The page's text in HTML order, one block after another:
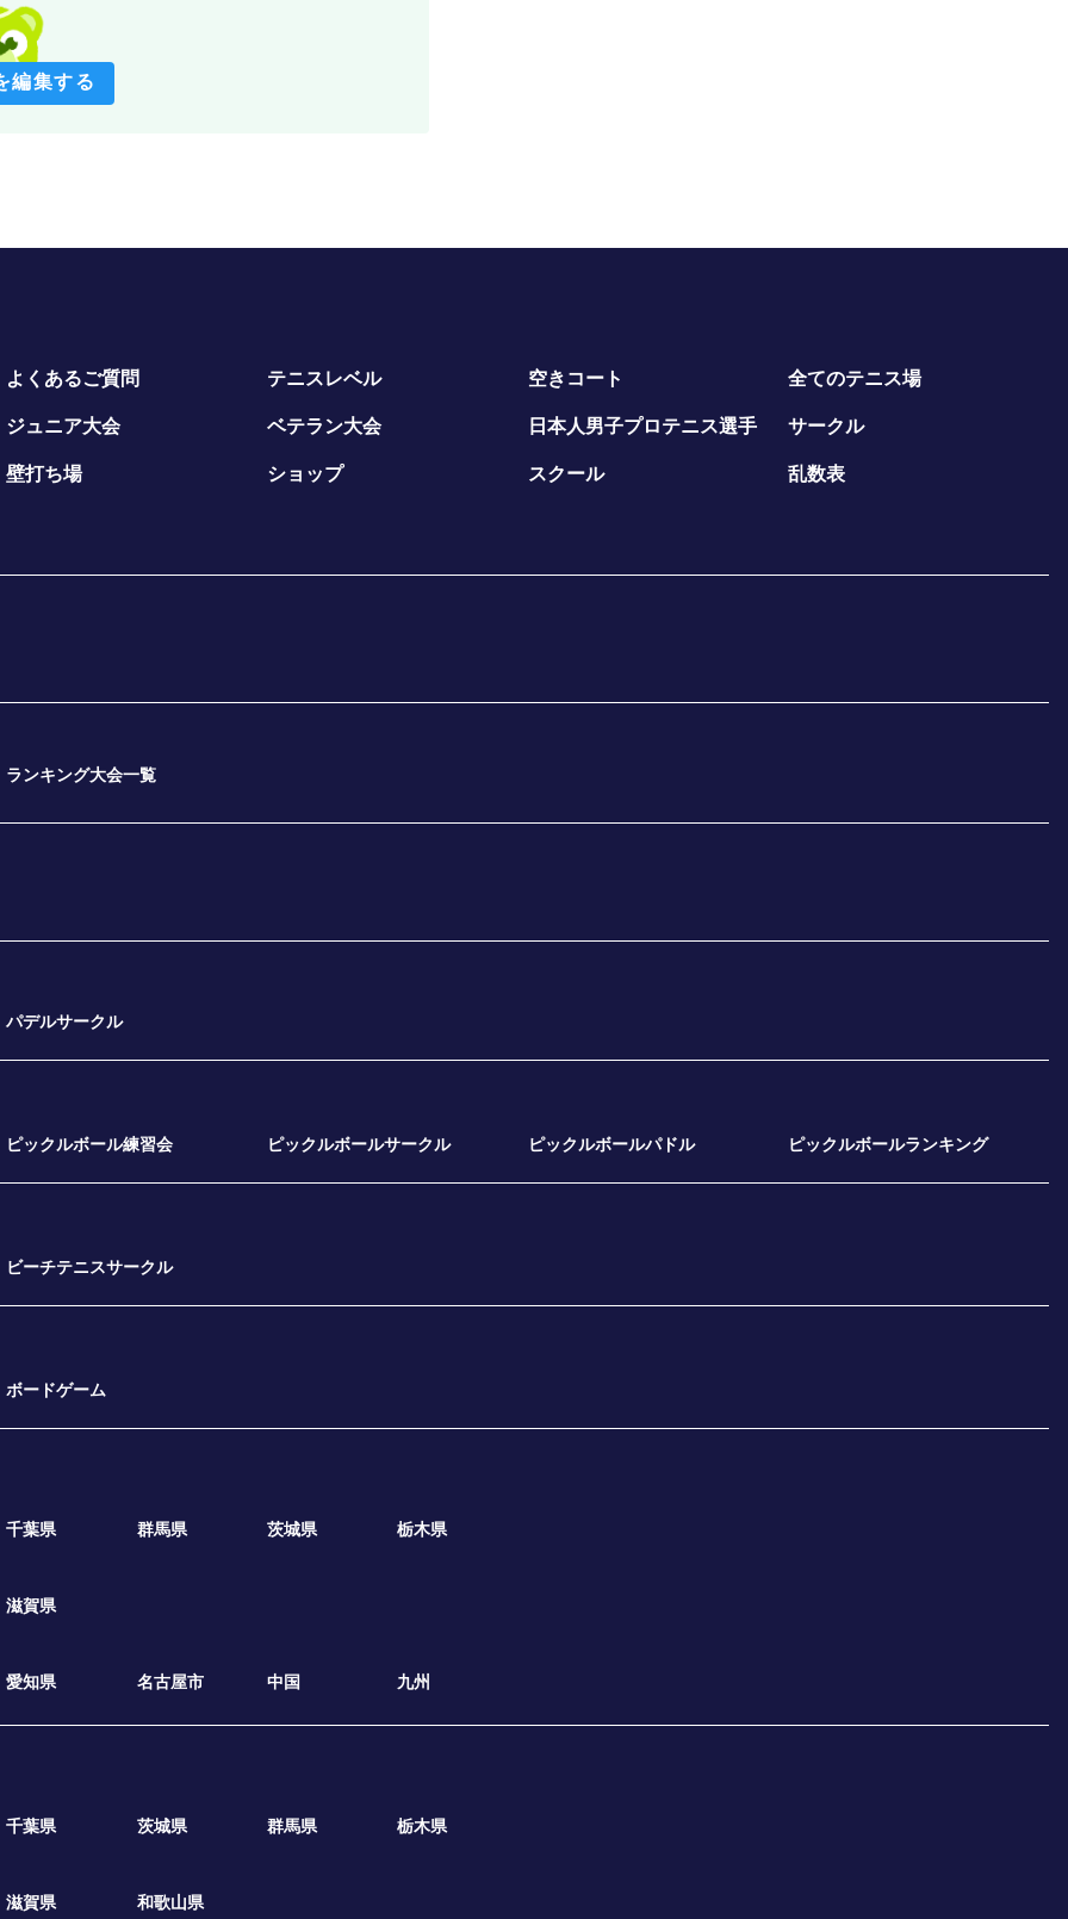
編集する
よくあるご質問 テニスレベル 空きコート 全てのテニス場
ジュニア大会 ベテラン大会 日本人男子プロテニス選手 サークル
壁打ち場 ショップ スクール 乱数表
ランキング大会一覧
パデルサークル
ピックルボール練習会 ピックルボールサークル ピックルボールパドル ピックルボールランキング
ビーチテニスサークル
ボードゲーム
千葉県 群馬県 茨城県 栃木県
滋賀県
愛知県 名古屋市 中国 九州
千葉県 茨城県 群馬県 栃木県
滋賀県 和歌山県